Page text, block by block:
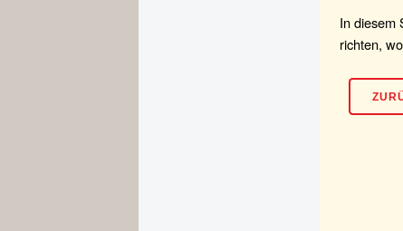
In diesem
richten,